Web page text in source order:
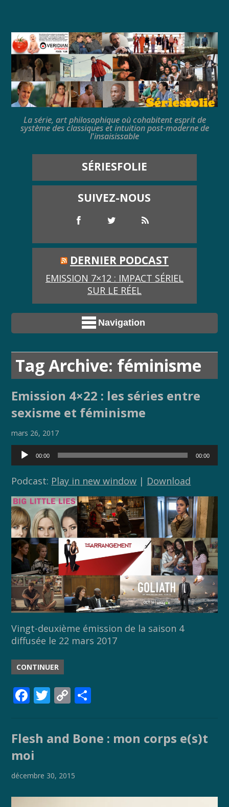
La série, art philosophique où cohabitent esprit de
système des classiques et intuition post-moderne de
l'insaisissable
SÉRIESFOLIE
SUIVEZ-NOUS
DERNIER PODCAST
EMISSION 7×12 : IMPACT SÉRIEL
SUR LE RÉEL
Navigation
Tag Archive: féminisme
Emission 4×22 : les séries entre
sexisme et féminisme
mars 26, 2017
Lecteur
audio
00:00 00:00
Podcast: Play in new window | Download
Vingt-deuxième émission de la saison 4
diffusée le 22 mars 2017
CONTINUER
F
e
b
o
o
k
T
itt
er
C
y
n
k
g
Flesh and Bone : mon corps e(s)t
moi
décembre 30, 2015